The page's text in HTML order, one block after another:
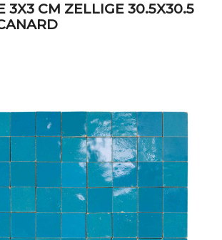
3X3 CM ZELLIGE 30.5X30.5